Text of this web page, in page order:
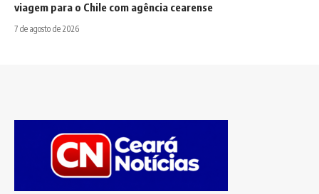
viagem para o Chile com agência cearense
7 de agosto de 2026